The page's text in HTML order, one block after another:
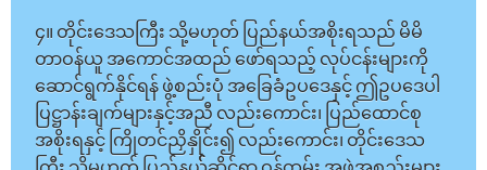
၄။ တိုင်းဒေသကြီး သို့မဟုတ် ပြည်နယ်အစိုးရသည် မိမိ
တာဝန်ယူ အကောင်အထည် ဖော်ရသည့် လုပ်ငန်းများကို
ဆောင်ရွက်နိုင်ရန် ဖွဲ့စည်းပုံ အခြေခံဥပဒေနှင့် ဤဥပဒေပါ
ပြဋ္ဌာန်းချက်များနှင့်အညီ လည်းကောင်း၊ ပြည်ထောင်စု
အစိုးရနှင့် ကြိုတင်ညှိနှိုင်း၍ လည်းကောင်း၊ တိုင်းဒေသ